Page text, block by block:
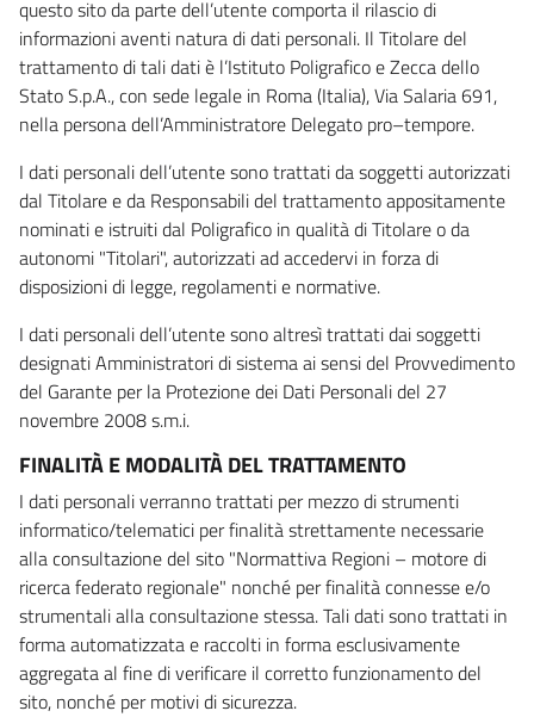
questo sito da parte dell’utente comporta il rilascio di
informazioni aventi natura di dati personali. Il Titolare del
trattamento di tali dati è l’Istituto Poligrafico e Zecca dello
Stato S.p.A., con sede legale in Roma (Italia), Via Salaria 691,
nella persona dell’Amministratore Delegato pro–tempore.
I dati personali dell’utente sono trattati da soggetti autorizzati
dal Titolare e da Responsabili del trattamento appositamente
nominati e istruiti dal Poligrafico in qualità di Titolare o da
autonomi "Titolari", autorizzati ad accedervi in forza di
disposizioni di legge, regolamenti e normative.
I dati personali dell’utente sono altresì trattati dai soggetti
designati Amministratori di sistema ai sensi del Provvedimento
del Garante per la Protezione dei Dati Personali del 27
novembre 2008 s.m.i.
FINALITÀ E MODALITÀ DEL TRATTAMENTO
I dati personali verranno trattati per mezzo di strumenti
informatico/telematici per finalità strettamente necessarie
alla consultazione del sito "Normattiva Regioni – motore di
ricerca federato regionale" nonché per finalità connesse e/o
strumentali alla consultazione stessa. Tali dati sono trattati in
forma automatizzata e raccolti in forma esclusivamente
aggregata al fine di verificare il corretto funzionamento del
sito, nonché per motivi di sicurezza.